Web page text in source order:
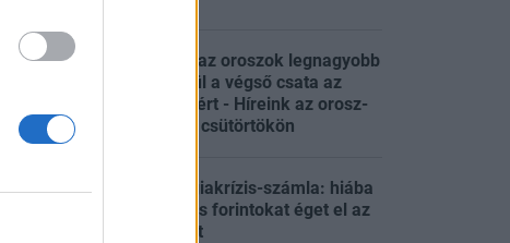
Két napja lángol az oroszok legnagyobb
finomítója, készül a végső csata az
ukrán erődvárosért - Híreink az orosz-
ukrán háborúból csütörtökön
Megjött az energiakrízis-számla: hiába
a spórolás, súlyos forintokat éget el az
ország esténként